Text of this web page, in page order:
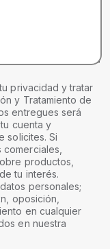
privacidad y tratar
y Tratamiento de
entregues será
cuenta y
solicites. Si
productos,
tu interés.
personales;
oposición,
en cualquier
en nuestra